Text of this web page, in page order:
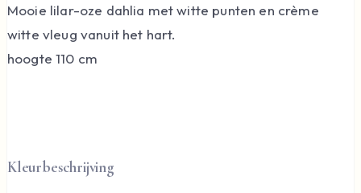
Mooie lilar-oze dahlia met witte punten en crème
witte vleug vanuit het hart.
hoogte 110 cm
Kleurbeschrijving